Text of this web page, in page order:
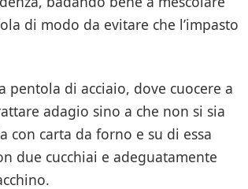
di modo da evitare che l’impasto
di acciaio, dove cuocere a
adagio sino a che non si sia
carta da forno e su di essa
due cucchiai e adeguatamente